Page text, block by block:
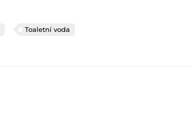
Toaletní voda